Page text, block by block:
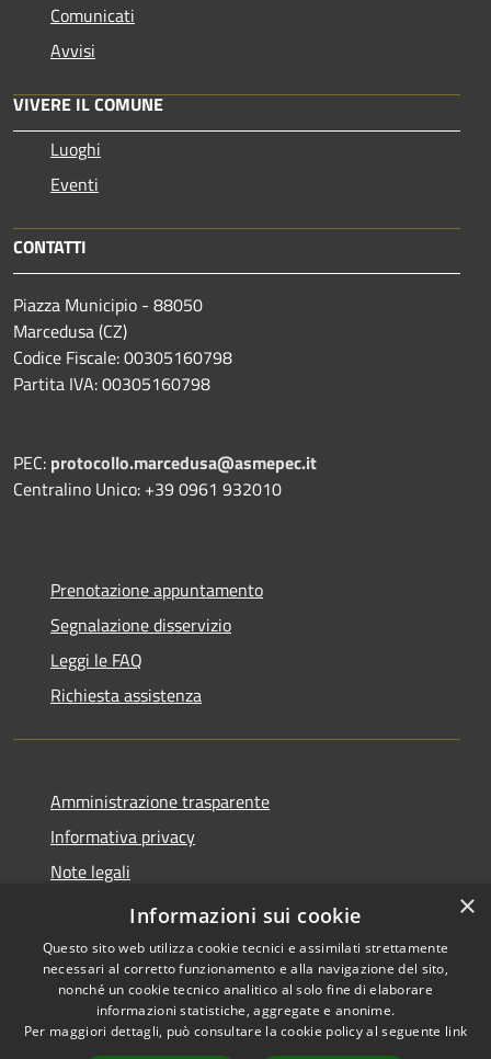
Comunicati
Avvisi
VIVERE IL COMUNE
Luoghi
Eventi
CONTATTI
Piazza Municipio - 88050
Marcedusa (CZ)
Codice Fiscale: 00305160798
Partita IVA: 00305160798
PEC: protocollo.marcedusa@asmepec.it
Centralino Unico: +39 0961 932010
Prenotazione appuntamento
Segnalazione disservizio
Leggi le FAQ
Richiesta assistenza
Amministrazione trasparente
Informativa privacy
Note legali
Dichiarazione di accessibilità
Accessibilità
Copyright © 2026 • Comune di
Marcedusa • Powered by
×
Informazioni sui cookie
Questo sito web utilizza cookie tecnici e assimilati strettamente
necessari al corretto funzionamento e alla navigazione del sito,
nonché un cookie tecnico analitico al solo fine di elaborare
informazioni statistiche, aggregate e anonime.
Per maggiori dettagli, può consultare la cookie policy al seguente link